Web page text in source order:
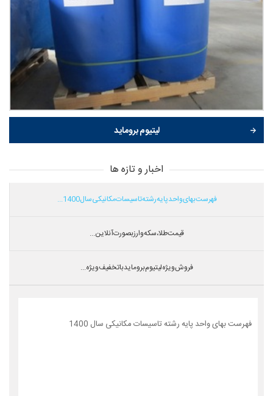
لیتیوم بروماید
اخبار و تازه ها
فهرست بهای واحد پایه رشته تاسیسات مکانیکی سال 1400...
قیمت طلا،سکه و ارز بصورت آنلاین...
فروش ویژه لیتیوم بروماید با تخفیف ویژه...
فهرست بهای واحد پایه رشته تاسیسات مکانیکی سال 1400